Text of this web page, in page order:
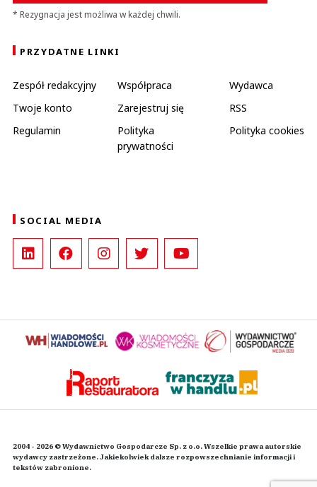
* Rezygnacja jest możliwa w każdej chwili.
PRZYDATNE LINKI
Zespół redakcyjny Współpraca
Wydawca
Twoje konto
Zarejestruj się
RSS
Regulamin
Polityka
prywatności
Polityka cookies
SOCIAL MEDIA
2004 - 2026 © Wydawnictwo Gospodarcze Sp. z o.o. Wszelkie prawa autorskie
wydawcy zastrzeżone. Jakiekolwiek dalsze rozpowszechnianie informacji i
tekstów zabronione.